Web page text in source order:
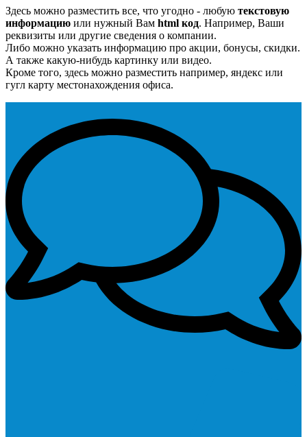
Здесь можно разместить все, что угодно - любую текстовую
информацию или нужный Вам html код. Например, Ваши
реквизиты или другие сведения о компании.
Либо можно указать информацию про акции, бонусы, скидки.
А также какую-нибудь картинку или видео.
Кроме того, здесь можно разместить например, яндекс или
гугл карту местонахождения офиса.